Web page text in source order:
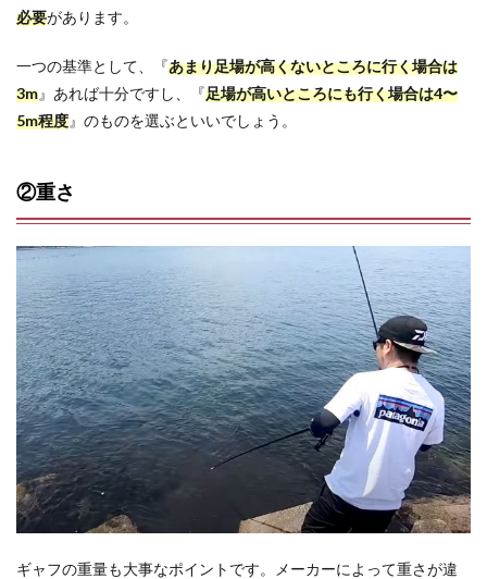
必要があります。
一つの基準として、『あまり足場が高くないところに行く場合は
3m』あれば十分ですし、『足場が高いところにも行く場合は4〜
5m程度』のものを選ぶといいでしょう。
②重さ
ギャフの重量も大事なポイントです。メーカーによって重さが違